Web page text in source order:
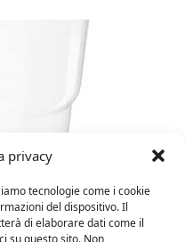
privacy
tecnologie come i cookie
del dispositivo. Il
di elaborare dati come il
su questo sito. Non
PET